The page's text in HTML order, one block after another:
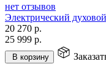
нет отзывов
Электрический
20 270 р.
25 999 р.
В корзину